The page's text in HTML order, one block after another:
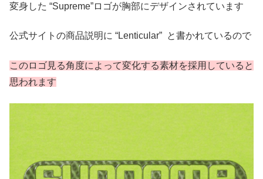
変身した “Supreme”ロゴが胸部にデザインされています
公式サイトの商品説明に “Lenticular” と書かれているので
このロゴ見る角度によって変化する素材を採用していると
思われます